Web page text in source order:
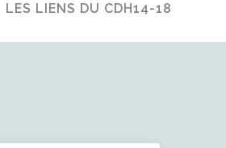
LES LIENS DU CDH14-18